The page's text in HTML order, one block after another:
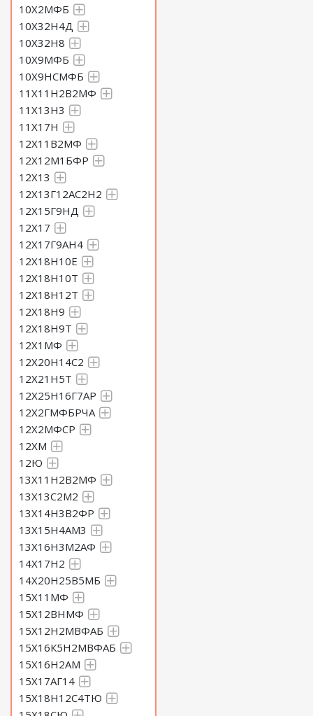
10Х2МФБ
10Х32Н4Д
10Х32Н8
10Х9МФБ
10Х9НСМФБ
11Х11Н2В2МФ
11Х13Н3
11Х17Н
12Х11В2МФ
12Х12М1БФР
12Х13
12Х13Г12АС2Н2
12Х15Г9НД
12Х17
12Х17Г9АН4
12Х18Н10Е
12Х18Н10Т
12Х18Н12Т
12Х18Н9
12Х18Н9Т
12Х1МФ
12Х20Н14С2
12Х21Н5Т
12Х25Н16Г7АР
12Х2ГМФБРЧА
12Х2МФСР
12ХМ
12Ю
13Х11Н2В2МФ
13Х13С2М2
13Х14Н3В2ФР
13Х15Н4АМ3
13Х16Н3М2АФ
14Х17Н2
14Х20Н25В5МБ
15Х11МФ
15Х12ВНМФ
15Х12Н2МВФАБ
15Х16К5Н2МВФАБ
15Х16Н2АМ
15Х17АГ14
15Х18Н12С4ТЮ